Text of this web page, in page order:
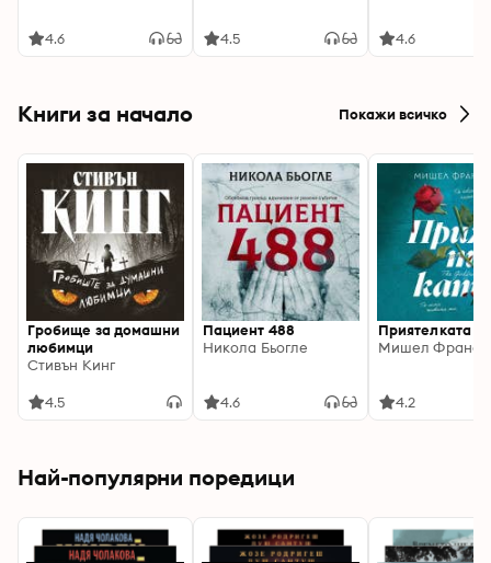
4.6 4.5 4.6
Книги за начало Покажи всичко
Гробище за домашни
любимци
Стивън Кинг
4.5
Пациент 488
Никола Бьогле
4.6
Приятелката
Мишел
4.2
Най-популярни поредици